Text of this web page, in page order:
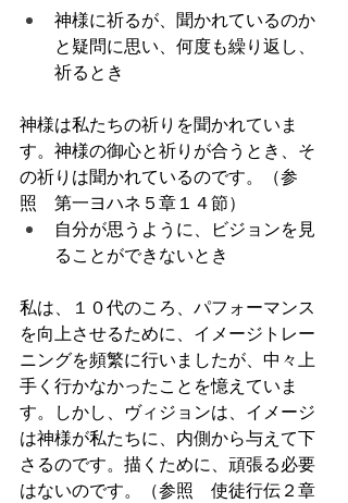
神様に祈るが、聞かれているのか
と疑問に思い、何度も繰り返し、
祈るとき
神様は私たちの祈りを聞かれていま
す。神様の御心と祈りが合うとき、そ
の祈りは聞かれているのです。（参
照　第一ヨハネ５章１４節）
自分が思うように、ビジョンを見
ることができないとき
私は、１０代のころ、パフォーマンス
を向上させるために、イメージトレー
ニングを頻繁に行いましたが、中々上
手く行かなかったことを憶えていま
す。しかし、ヴィジョンは、イメージ
は神様が私たちに、内側から与えて下
さるのです。描くために、頑張る必要
はないのです。（参照　使徒行伝２章